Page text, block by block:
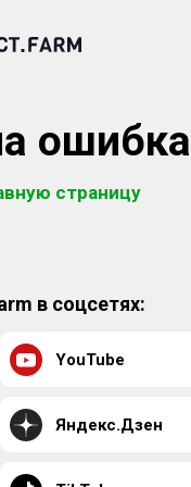
ошибка
страницу
в соцсетях:
YouTube
Яндекс.Дзен